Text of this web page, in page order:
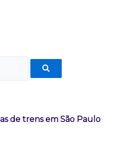
de trens em São Paulo